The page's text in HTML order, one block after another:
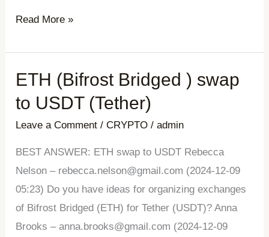
Read More »
ETH (Bifrost Bridged ) swap
to USDT (Tether)
Leave a Comment /CRYPTO /admin
BEST ANSWER: ETH swap to USDT Rebecca
Nelson – rebecca.nelson@gmail.com (2024-12-09
05:23) Do you have ideas for organizing exchanges
of Bifrost Bridged (ETH) for Tether (USDT)? Anna
Brooks – anna.brooks@gmail.com (2024-12-09
ETH
(Bifrost
swap
to
USDT
(Tether)